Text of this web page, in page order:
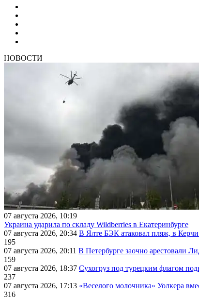
НОВОСТИ
07 августа 2026, 10:19
Украина ударила по складу Wildberries в Екатеринбурге
07 августа 2026, 20:34 В Ялте БЭК атаковал пляж, в
195
07 августа 2026, 20:11 В Петербурге заочно арестовали
159
07 августа 2026, 18:37 Сухогруз под турецким флагом
237
07 августа 2026, 17:13 «Веселого молочника» Уолкера
316